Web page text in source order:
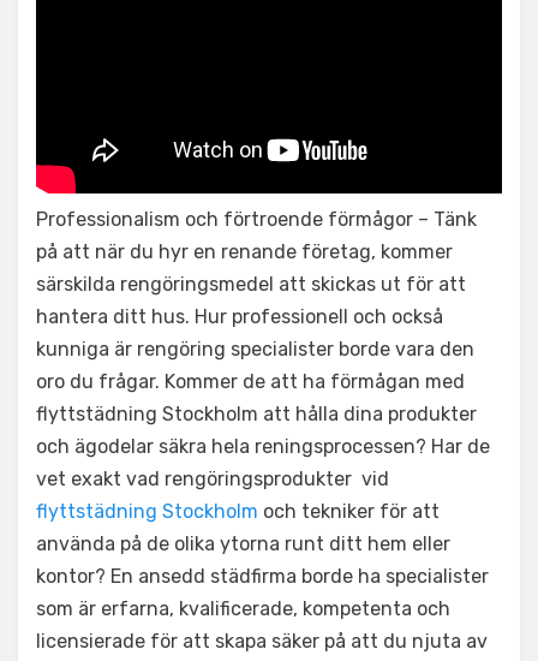
Professionalism och förtroende förmågor – Tänk
på att när du hyr en renande företag, kommer
särskilda rengöringsmedel att skickas ut för att
hantera ditt hus. Hur professionell och också
kunniga är rengöring specialister borde vara den
oro du frågar. Kommer de att ha förmågan med
flyttstädning Stockholm att hålla dina produkter
och ägodelar säkra hela reningsprocessen? Har de
vet exakt vad rengöringsprodukter vid
flyttstädning Stockholm och tekniker för att
använda på de olika ytorna runt ditt hem eller
kontor? En ansedd städfirma borde ha specialister
som är erfarna, kvalificerade, kompetenta och
licensierade för att skapa säker på att du njuta av